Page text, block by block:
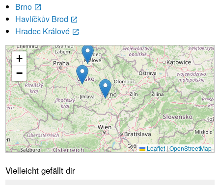
Brno launch
Havlíčkův Brod launch
Hradec Králové launch
Wird geladen...
+
−
Leaflet|OpenStreetMap
Vielleicht gefällt dir